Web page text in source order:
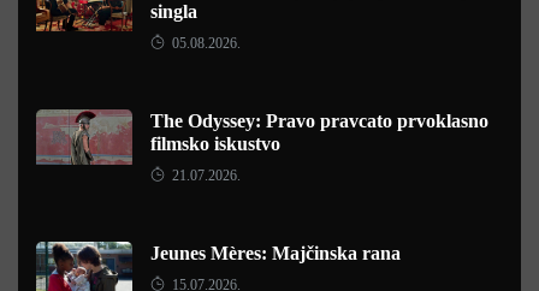
singla
05.08.2026.
The Odyssey: Pravo pravcato prvoklasno
filmsko iskustvo
21.07.2026.
Jeunes Mères: Majčinska rana
15.07.2026.